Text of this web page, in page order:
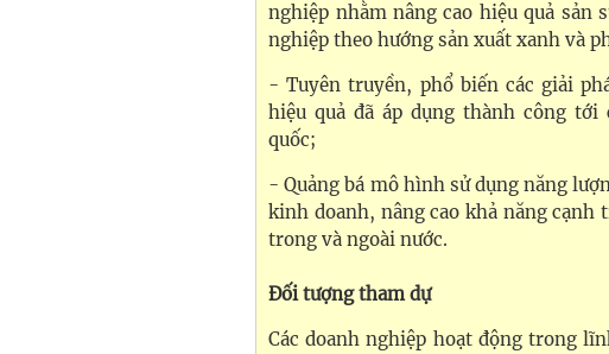
nghiệp nhằm nâng cao hiệu quả sản
nghiệp theo hướng sản xuất xanh và
- Tuyên truyền, phổ biến các giải
hiệu quả đã áp dụng thành công
quốc;
- Quảng bá mô hình sử dụng năng
kinh doanh, nâng cao khả năng cạnh
trong và ngoài nước.
Đối tượng tham dự
Các doanh nghiệp hoạt động trong